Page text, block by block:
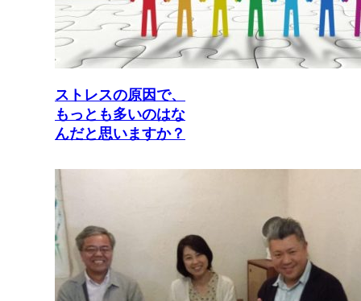
ストレスの原因で、
もっとも多いのはな
んだと思いますか？